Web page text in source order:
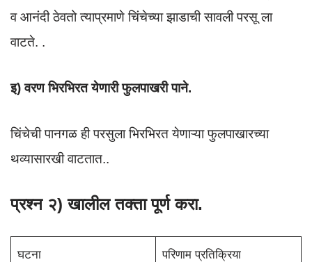
व आनंदी ठेवतो त्याप्रमाणे चिंचेच्या झाडाची सावली परसू ला
वाटते. .
इ) वरण भिरभिरत येणारी फुलपाखरी पाने.
चिंचेची पानगळ ही परसुला भिरभिरत येणाऱ्या फुलपाखारच्या
थव्यासारखी वाटतात..
प्रश्न २) खालील तक्ता पूर्ण करा.
घटना परिणाम प्रतिक्रिया